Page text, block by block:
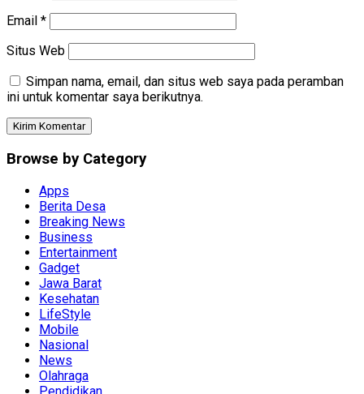
Email *
Situs Web
Simpan nama, email, dan situs web saya pada peramban
ini untuk komentar saya berikutnya.
Browse by Category
Apps
Berita Desa
Breaking News
Business
Entertainment
Gadget
Jawa Barat
Kesehatan
LifeStyle
Mobile
Nasional
News
Olahraga